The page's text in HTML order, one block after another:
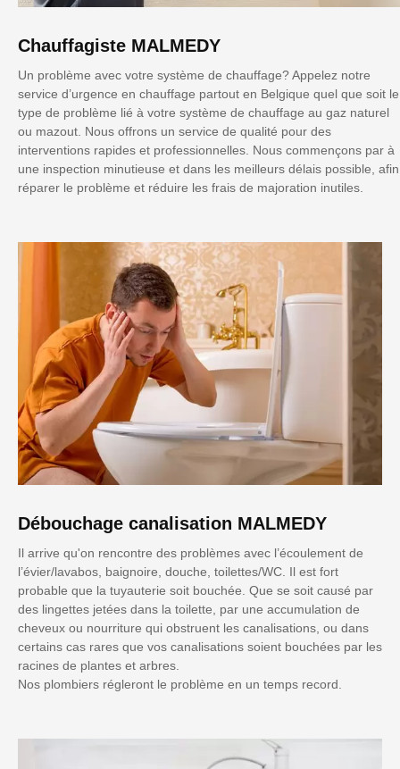
Chauffagiste MALMEDY
Un problème avec votre système de chauffage? Appelez notre
service d’urgence en chauffage partout en Belgique quel que soit le
type de problème lié à votre système de chauffage au gaz naturel
ou mazout. Nous offrons un service de qualité pour des
interventions rapides et professionnelles. Nous commençons par à
une inspection minutieuse et dans les meilleurs délais possible, afin
réparer le problème et réduire les frais de majoration inutiles.
Débouchage canalisation MALMEDY
Il arrive qu'on rencontre des problèmes avec l’écoulement de
l’évier/lavabos, baignoire, douche, toilettes/WC. Il est fort
probable que la tuyauterie soit bouchée. Que se soit causé par
des lingettes jetées dans la toilette, par une accumulation de
cheveux ou nourriture qui obstruent les canalisations, ou dans
certains cas rares que vos canalisations soient bouchées par les
racines de plantes et arbres.
Nos plombiers régleront le problème en un temps record.